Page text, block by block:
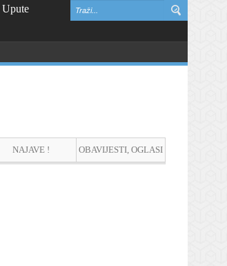
Upute
NAJAVE ! OBAVIJESTI, OGLASI